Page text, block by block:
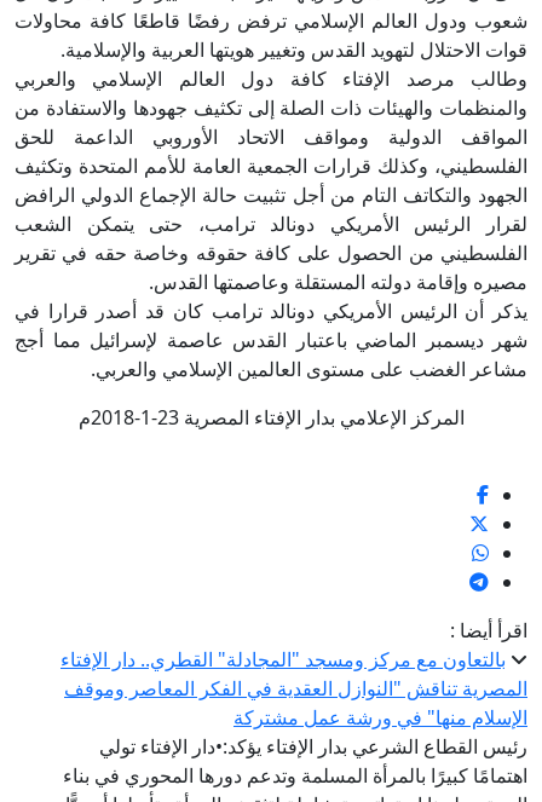
شعوب ودول العالم الإسلامي ترفض رفضًا قاطعًا كافة محاولات
قوات الاحتلال لتهويد القدس وتغيير هويتها العربية والإسلامية.
وطالب مرصد الإفتاء كافة دول العالم الإسلامي والعربي
والمنظمات والهيئات ذات الصلة إلى تكثيف جهودها والاستفادة من
المواقف الدولية ومواقف الاتحاد الأوروبي الداعمة للحق
الفلسطيني، وكذلك قرارات الجمعية العامة للأمم المتحدة وتكثيف
الجهود والتكاتف التام من أجل تثبيت حالة الإجماع الدولي الرافض
لقرار الرئيس الأمريكي دونالد ترامب، حتى يتمكن الشعب
الفلسطيني من الحصول على كافة حقوقه وخاصة حقه في تقرير
مصيره وإقامة دولته المستقلة وعاصمتها القدس.
يذكر أن الرئيس الأمريكي دونالد ترامب كان قد أصدر قرارا في
شهر ديسمبر الماضي باعتبار القدس عاصمة لإسرائيل مما أجج
مشاعر الغضب على مستوى العالمين الإسلامي والعربي.
المركز الإعلامي بدار الإفتاء المصرية 23-1-2018م
اقرأ أيضا :
بالتعاون مع مركز ومسجد "المجادلة" القطري.. دار الإفتاء
المصرية تناقش "النوازل العقدية في الفكر المعاصر وموقف
الإسلام منها" في ورشة عمل مشتركة
رئيس القطاع الشرعي بدار الإفتاء يؤكد:•دار الإفتاء تولي
اهتمامًا كبيرًا بالمرأة المسلمة وتدعم دورها المحوري في بناء